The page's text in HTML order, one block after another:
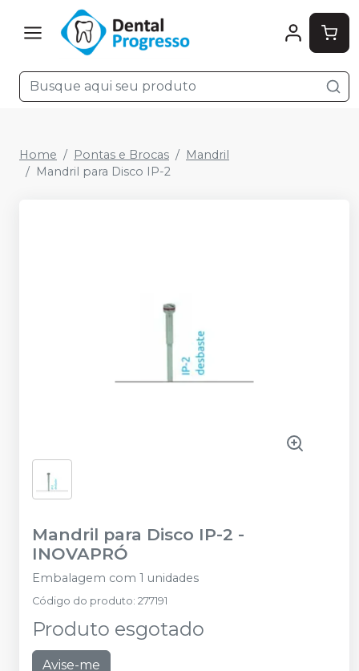
Home Pontas e Brocas
Mandril
Mandril para Disco IP-2
Mandril para Disco IP-2 -
INOVAPRÓ
Embalagem com 1 unidades
Código do produto: 277191
Produto esgotado
Avise-me